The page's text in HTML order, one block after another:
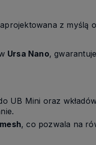
z
Ursa Nano,
UB Mini oraz
mesh, co pozwala na